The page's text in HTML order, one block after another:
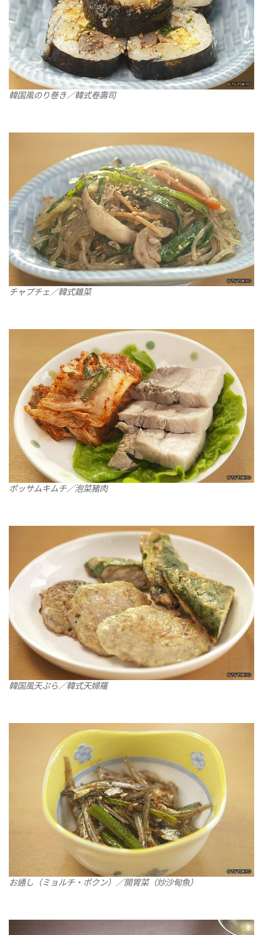
韓国風のり巻き／韓式卷壽司
チャプチェ／韓式雜菜
ポッサムキムチ／泡菜豬肉
韓国風天ぷら／韓式天婦羅
お通し（ミョルチ・ポクン）／開胃菜（炒沙甸魚）